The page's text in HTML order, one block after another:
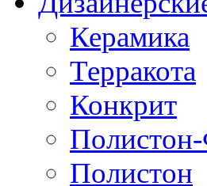
Керамика
Терракота
Конкрит
Полистон